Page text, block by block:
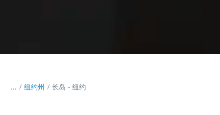
... / 纽约州 长岛 - 纽约